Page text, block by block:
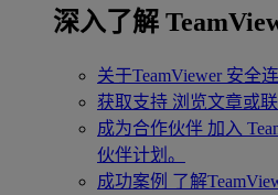
深入了解
关于TeamViewer 安全
获取支持 浏览文章或
成为合作伙伴 加入
伙伴计划。
成功案例 了解